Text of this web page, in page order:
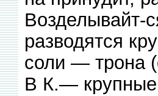
Возделывайт-
разводятся
соли — трона
В К.— крупные